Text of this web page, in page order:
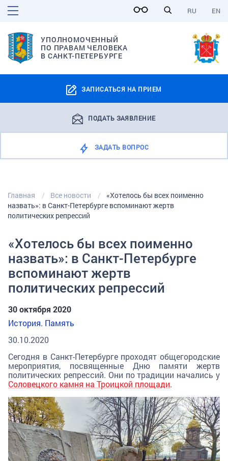
EN
RU
УПОЛНОМОЧЕННЫЙ
ПО ПРАВАМ ЧЕЛОВЕКА
В САНКТ-ПЕТЕРБУРГЕ
ЗАПИСАТЬСЯ НА ПРИЕМ
ПОДАТЬ ЗАЯВЛЕНИЕ
ЗАДАТЬ ВОПРОС
Главная Все новости
«Хотелось бы всех поименно
назвать»: в Санкт-Петербурге вспоминают жертв
политических репрессий
«Хотелось бы всех поименно
назвать»: в Санкт-Петербурге
вспоминают жертв
политических репрессий
30 октября 2020
История. Память
30.10.2020
Сегодня в Санкт-Петербурге проходят общегородские
мероприятия, посвященные Дню памяти жертв
политических репрессий. Они по традиции начались у
Соловецкого камня на Троицкой площади.